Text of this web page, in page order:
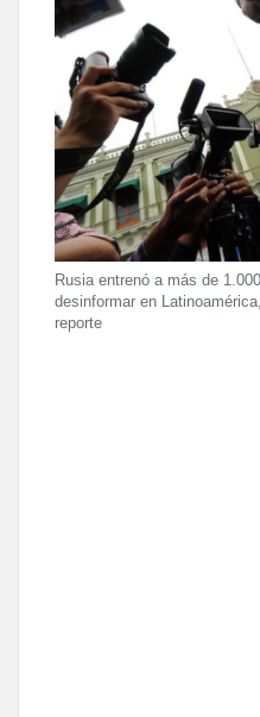
Rusia entrenó a más de
desinformar en
reporte